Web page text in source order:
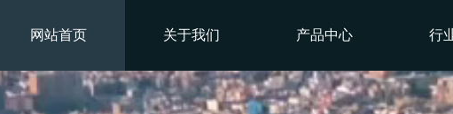
网站首页 关于我们 产品中心 行